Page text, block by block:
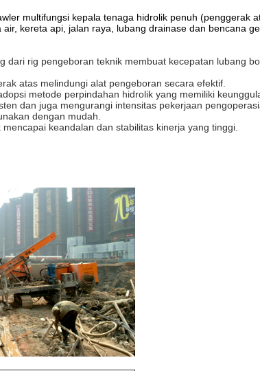
multifungsi kepala tenaga hidrolik penuh (penggerak
kereta api, jalan raya, lubang drainase dan bencana
rig pengeboran teknik membuat kecepatan lubang
atas melindungi alat pengeboran secara efektif.
metode perpindahan hidrolik yang memiliki
dan juga mengurangi intensitas pekerjaan
dengan mudah.
keandalan dan stabilitas kinerja yang tinggi.